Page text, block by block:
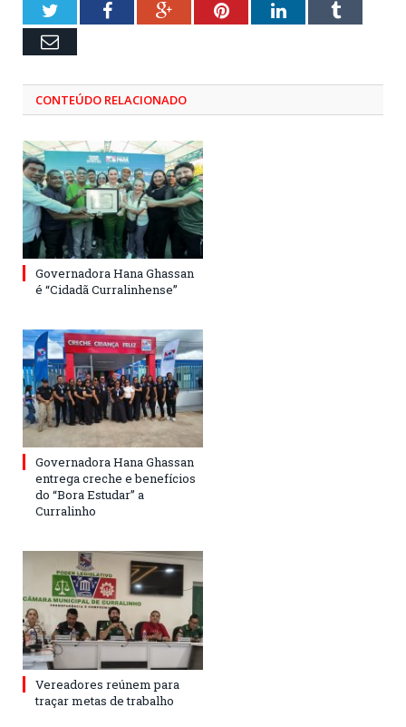
TwitterFacebookGoogle+PinterestLinkedInTumblr
Email
CONTEÚDO RELACIONADO
Governadora Hana Ghassan
é “Cidadã Curralinhense”
Governadora Hana Ghassan
entrega creche e benefícios
do “Bora Estudar” a
Curralinho
Vereadores reúnem para
traçar metas de trabalho